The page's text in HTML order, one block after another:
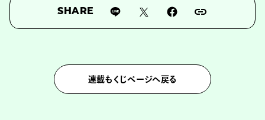
SHARE
連載もくじページへ戻る